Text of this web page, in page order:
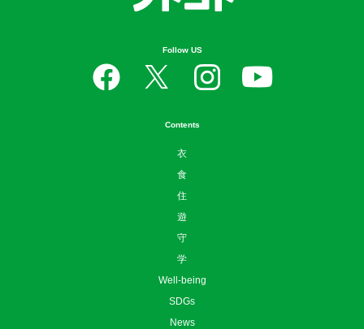
Follow US
Contents
衣
食
住
遊
守
学
Well-being
SDGs
News